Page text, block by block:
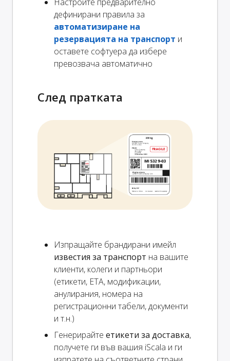
Настройте предварително
дефинирани правила за
автоматизиране на
резервацията на транспорт и
оставете софтуера да избере
превозвача автоматично
След пратката
Изпращайте брандирани имейл
известия за транспорт на вашите
клиенти, колеги и партньори
(етикети, ETA, модификации,
анулирания, номера на
регистрационни табели, документи
и т.н.)
Генерирайте етикети за доставка,
получете ги във вашия iScala и ги